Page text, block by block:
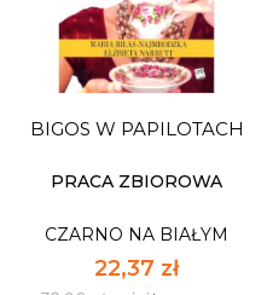
BIGOS W PAPILOTACH
PRACA ZBIOROWA
CZARNO NA BIAŁYM
22,37 zł